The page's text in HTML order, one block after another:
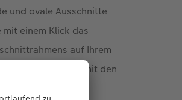
und ovale Ausschnitte
einem Klick das
auf Ihrem
proportional, mit den
den